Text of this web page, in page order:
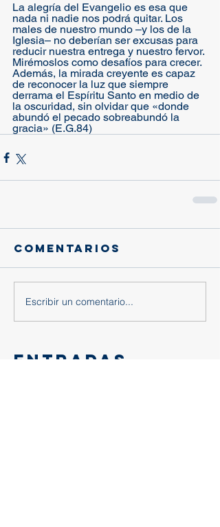
La alegría del Evangelio es esa que
nada ni nadie nos podrá quitar. Los
males de nuestro mundo –y los de la
Iglesia– no deberían ser excusas para
reducir nuestra entrega y nuestro fervor.
Mirémoslos como desafíos para crecer.
Además, la mirada creyente es capaz
de reconocer la luz que siempre
derrama el Espíritu Santo en medio de
la oscuridad, sin olvidar que «donde
abundó el pecado sobreabundó la
gracia» (E.G.84)
Comentarios
Escribir un comentario...
Entradas